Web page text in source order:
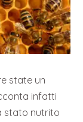
state un
infatti
stato nutrito